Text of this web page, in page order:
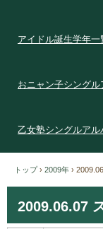
アイドル誕生学年一
おニャン子シング
乙女塾シングルアル
トップ › 2009年 ›
2009.06.07